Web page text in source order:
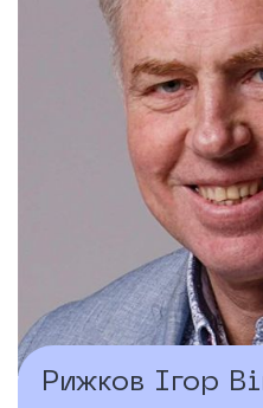
Рижков Ігор